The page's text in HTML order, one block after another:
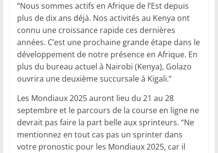
“Nous sommes actifs en Afrique de l’Est depuis
plus de dix ans déjà. Nos activités au Kenya ont
connu une croissance rapide ces dernières
années. C’est une prochaine grande étape dans le
développement de notre présence en Afrique. En
plus du bureau actuel à Nairobi (Kenya), Golazo
ouvrira une deuxième succursale à Kigali.”
Les Mondiaux 2025 auront lieu du 21 au 28
septembre et le parcours de la course en ligne ne
devrait pas faire la part belle aux sprinteurs. “Ne
mentionnez en tout cas pas un sprinter dans
votre pronostic pour les Mondiaux 2025, car il